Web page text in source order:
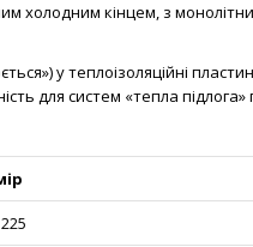
холодним кінцем, з
у теплоізоляційні
для систем «тепла підлога»